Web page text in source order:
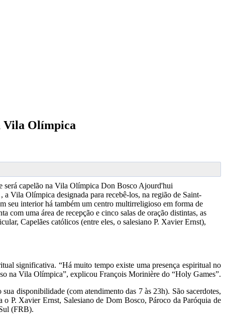
Vila Olímpica
será capelão na Vila Olímpica Don Bosco Ajourd'hui
a Vila Olímpica designada para recebê-los, na região de Saint-
seu interior há também um centro multirreligioso em forma de
com uma área de recepção e cinco salas de oração distintas, as
Capelães católicos (entre eles, o salesiano P. Xavier Ernst),
significativa. “Há muito tempo existe uma presença espiritual no
na Vila Olímpica”, explicou François Morinière do “Holy Games”.
disponibilidade (com atendimento das 7 às 23h). São sacerdotes,
P. Xavier Ernst, Salesiano de Dom Bosco, Pároco da Paróquia de
(FRB).